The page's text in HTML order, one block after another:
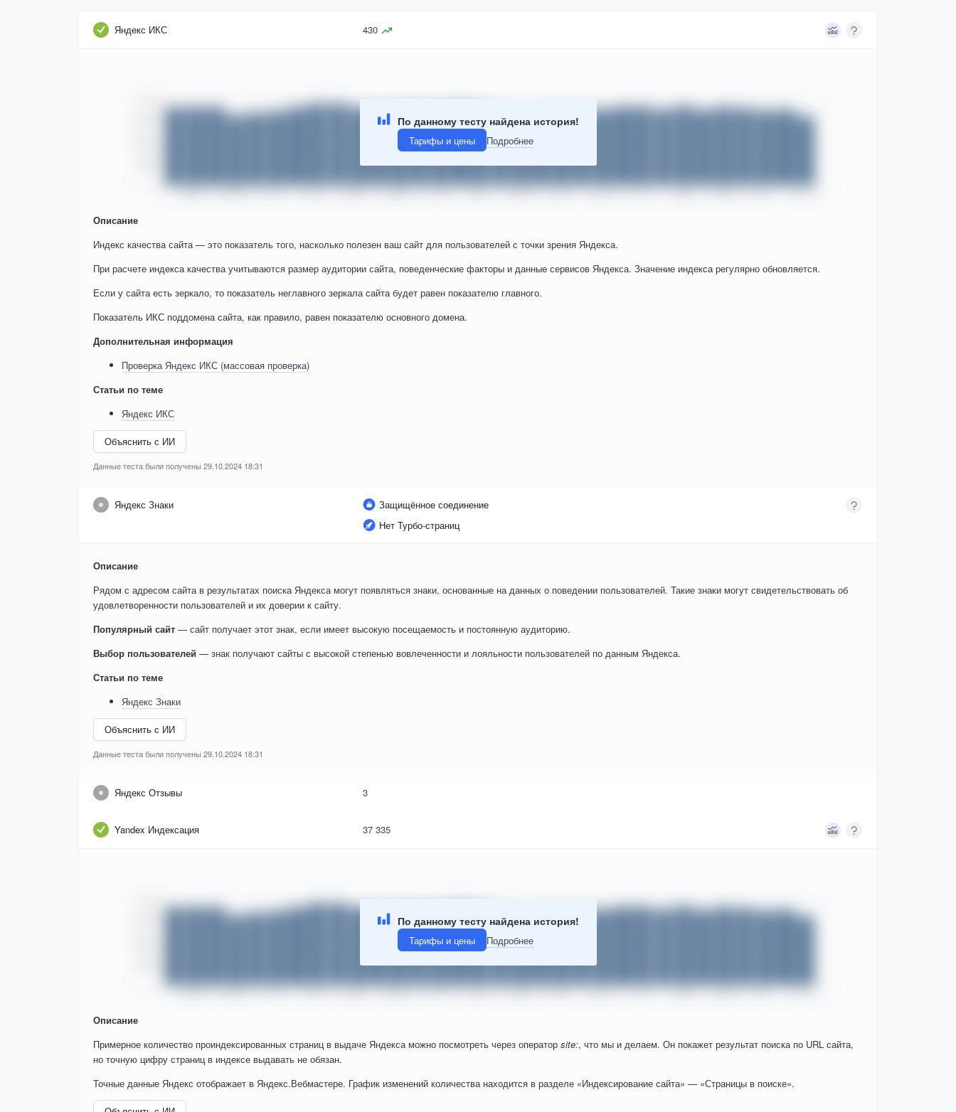
Яндекс ИКС 430
По данному тесту найдена история!
Тарифы и цены Подробнее
Описание
Индекс качества сайта — это показатель того, насколько полезен ваш сайт для пользователей с точки зрения Яндекса.
При расчете индекса качества учитываются размер аудитории сайта, поведенческие факторы и данные сервисов Яндекса. Значение индекса регулярно обновляется.
Если у сайта есть зеркало, то показатель неглавного зеркала сайта будет равен показателю главного.
Показатель ИКС поддомена сайта, как правило, равен показателю основного домена.
Дополнительная информация
Проверка Яндекс ИКС (массовая проверка)
Статьи по теме
Яндекс ИКС
Объяснить с ИИ
Данные теста были получены 29.10.2024 18:31
Яндекс Знаки
Защищённое соединение
Нет Турбо-страниц
Описание
Рядом с адресом сайта в результатах поиска Яндекса могут появляться знаки, основанные на данных о поведении пользователей. Такие знаки могут свидетельствовать об
удовлетворенности пользователей и их доверии к сайту.
Популярный сайт — сайт получает этот знак, если имеет высокую посещаемость и постоянную аудиторию.
Выбор пользователей — знак получают сайты с высокой степенью вовлеченности и лояльности пользователей по данным Яндекса.
Статьи по теме
Яндекс Знаки
Объяснить с ИИ
Данные теста были получены 29.10.2024 18:31
Яндекс Отзывы 3
Yandex Индексация 37 335
По данному тесту найдена история!
Тарифы и цены Подробнее
Описание
Примерное количество проиндексированных страниц в выдаче Яндекса можно посмотреть через оператор site:, что мы и делаем. Он покажет результат поиска по URL сайта,
но точную цифру страниц в индексе выдавать не обязан.
Точные данные Яндекс отображает в Яндекс.Вебмастере. График изменений количества находится в разделе «Индексирование сайта» — «Страницы в поиске».